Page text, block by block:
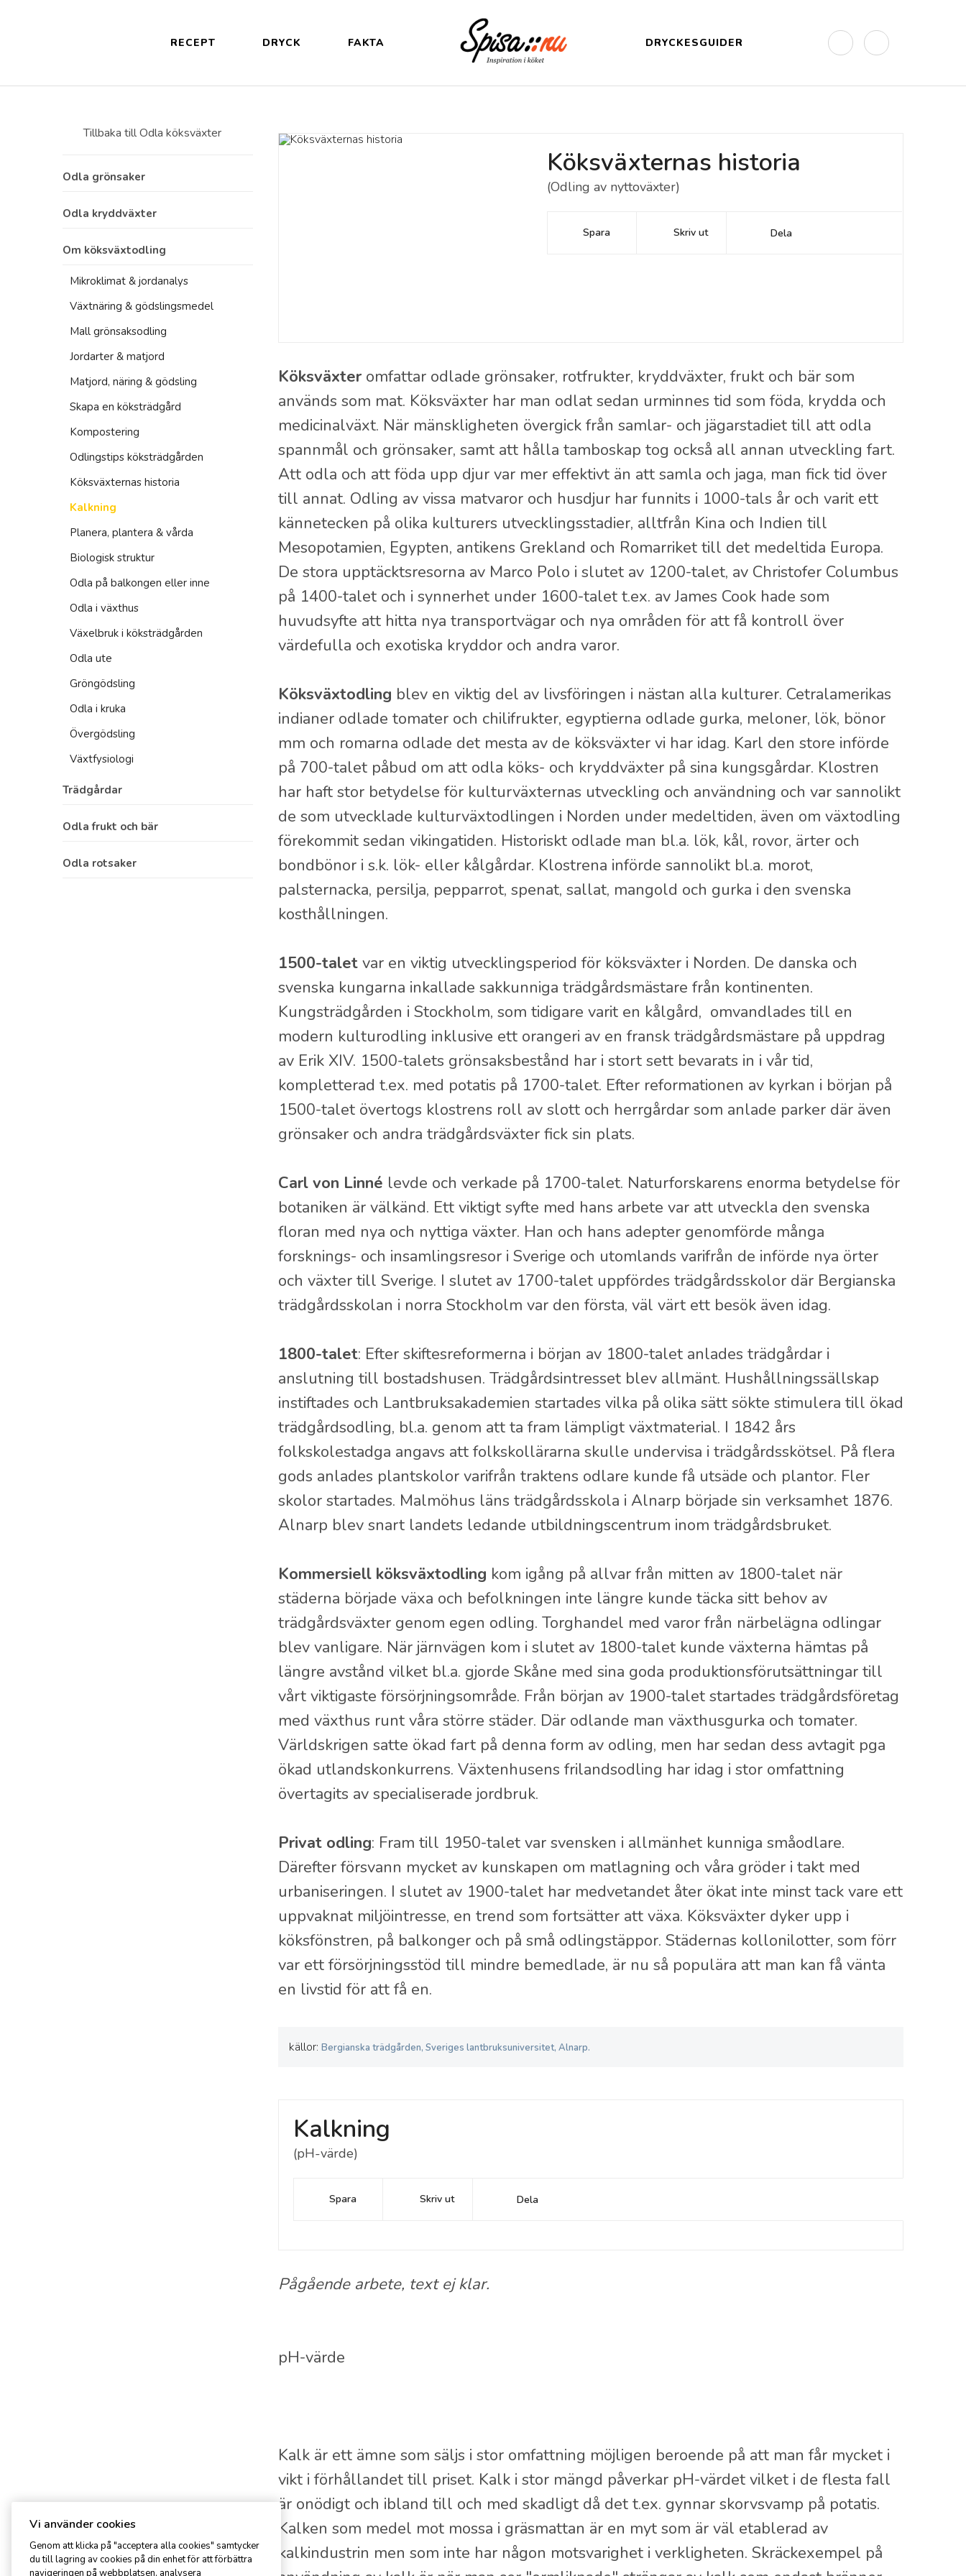
RECEPT DRYCK FAKTA DRYCKESGUIDER
Tillbaka tillOdla köksväxter
Odla grönsaker
Odla tomater
Odla groddar
Odla mangold & mangoldskott
Odla rabarber
Odla grönsaksfrukter
Odla blekselleri
Odla fänkål
Odla mini-cikoria
ODLA HUVUDSALLAT
Grodda fenugreek
Grodda lök
Odla sallat
Odla lök & kål
Odla baljväxter
Odla lökskott
Odla solrosskott
Odla kronärtskocka
Grodda bönor
Odla rädisskott
Odla kryddväxter
Odla anis
Om köksväxtodling
Mikroklimat & jordanalys
Växtnäring & gödslingsmedel
Mall grönsaksodling
Jordarter & matjord
Matjord, näring & gödsling
Skapa en köksträdgård
Kompostering
Odlingstips köksträdgården
Köksväxternas historia
Kalkning
Planera, plantera & vårda
Biologisk struktur
Odla på balkongen eller inne
Odla i växthus
Växelbruk i köksträdgården
Odla ute
Gröngödsling
Odla i kruka
Övergödsling
Växtfysiologi
Trädgårdar
Göteborgs botatniska trädgård
Handelsträdgårdar Götaland
Odla frukt och bär
Odla päron
Odla rotsaker
Köksväxternas historia
(Odling av nyttoväxter)
Spara Skriv ut Dela
Köksväxter omfattar odlade grönsaker, rotfrukter, kryddväxter, frukt och bär som
används som mat. Köksväxter har man odlat sedan urminnes tid som föda, krydda och
medicinalväxt. När mänskligheten övergick från samlar- och jägarstadiet till att odla
spannmål och grönsaker, samt att hålla tamboskap tog också all annan utveckling fart.
Att odla och att föda upp djur var mer effektivt än att samla och jaga, man fick tid över
till annat. Odling av vissa matvaror och husdjur har funnits i 1000-tals år och varit ett
kännetecken på olika kulturers utvecklingsstadier, alltfrån Kina och Indien till
Mesopotamien, Egypten, antikens Grekland och Romarriket till det medeltida Europa.
De stora upptäcktsresorna av Marco Polo i slutet av 1200-talet, av Christofer Columbus
på 1400-talet och i synnerhet under 1600-talet t.ex. av James Cook hade som
huvudsyfte att hitta nya transportvägar och nya områden för att få kontroll över
värdefulla och exotiska kryddor och andra varor.
Köksväxtodling blev en viktig del av livsföringen i nästan alla kulturer. Cetralamerikas
indianer odlade tomater och chilifrukter, egyptierna odlade gurka, meloner, lök, bönor
mm och romarna odlade det mesta av de köksväxter vi har idag. Karl den store införde
på 700-talet påbud om att odla köks- och kryddväxter på sina kungsgårdar. Klostren
har haft stor betydelse för kulturväxternas utveckling och användning och var sannolikt
de som utvecklade kulturväxtodlingen i Norden under medeltiden, även om växtodling
förekommit sedan vikingatiden. Historiskt odlade man bl.a. lök, kål, rovor, ärter och
bondbönor i s.k. lök- eller kålgårdar. Klostrena införde sannolikt bl.a. morot,
palsternacka, persilja, pepparrot, spenat, sallat, mangold och gurka i den svenska
kosthållningen.
1500-talet var en viktig utvecklingsperiod för köksväxter i Norden. De danska och
svenska kungarna inkallade sakkunniga trädgårdsmästare från kontinenten.
Kungsträdgården i Stockholm, som tidigare varit en kålgård, omvandlades till en
modern kulturodling inklusive ett orangeri av en fransk trädgårdsmästare på uppdrag
av Erik XIV. 1500-talets grönsaksbestånd har i stort sett bevarats in i vår tid,
kompletterad t.ex. med potatis på 1700-talet. Efter reformationen av kyrkan i början på
1500-talet övertogs klostrens roll av slott och herrgårdar som anlade parker där även
grönsaker och andra trädgårdsväxter fick sin plats.
Carl von Linné levde och verkade på 1700-talet. Naturforskarens enorma betydelse för
botaniken är välkänd. Ett viktigt syfte med hans arbete var att utveckla den svenska
floran med nya och nyttiga växter. Han och hans adepter genomförde många
forsknings- och insamlingsresor i Sverige och utomlands varifrån de införde nya örter
och växter till Sverige. I slutet av 1700-talet uppfördes trädgårdsskolor där Bergianska
trädgårdsskolan i norra Stockholm var den första, väl värt ett besök även idag.
1800-talet: Efter skiftesreformerna i början av 1800-talet anlades trädgårdar i
anslutning till bostadshusen. Trädgårdsintresset blev allmänt. Hushållningssällskap
instiftades och Lantbruksakademien startades vilka på olika sätt sökte stimulera till ökad
trädgårdsodling, bl.a. genom att ta fram lämpligt växtmaterial. I 1842 års
folkskolestadga angavs att folkskollärarna skulle undervisa i trädgårdsskötsel. På flera
gods anlades plantskolor varifrån traktens odlare kunde få utsäde och plantor. Fler
skolor startades. Malmöhus läns trädgårdsskola i Alnarp började sin verksamhet 1876.
Alnarp blev snart landets ledande utbildningscentrum inom trädgårdsbruket.
Kommersiell köksväxtodling kom igång på allvar från mitten av 1800-talet när
städerna började växa och befolkningen inte längre kunde täcka sitt behov av
trädgårdsväxter genom egen odling. Torghandel med varor från närbelägna odlingar
blev vanligare. När järnvägen kom i slutet av 1800-talet kunde växterna hämtas på
längre avstånd vilket bl.a. gjorde Skåne med sina goda produktionsförutsättningar till
vårt viktigaste försörjningsområde. Från början av 1900-talet startades trädgårdsföretag
med växthus runt våra större städer. Där odlande man växthusgurka och tomater.
Världskrigen satte ökad fart på denna form av odling, men har sedan dess avtagit pga
ökad utlandskonkurrens. Växtenhusens frilandsodling har idag i stor omfattning
övertagits av specialiserade jordbruk.
Privat odling: Fram till 1950-talet var svensken i allmänhet kunniga småodlare.
Därefter försvann mycket av kunskapen om matlagning och våra gröder i takt med
urbaniseringen. I slutet av 1900-talet har medvetandet åter ökat inte minst tack vare ett
uppvaknat miljöintresse, en trend som fortsätter att växa. Köksväxter dyker upp i
köksfönstren, på balkonger och på små odlingstäppor. Städernas kollonilotter, som förr
var ett försörjningsstöd till mindre bemedlade, är nu så populära att man kan få vänta
en livstid för att få en.
källor: Bergianska trädgården, Sveriges lantbruksuniversitet, Alnarp.
Kalkning
(pH-värde)
Spara Skriv ut Dela
Pågående arbete, text ej klar.
pH-värde
Kalk är ett ämne som säljs i stor omfattning möjligen beroende på att man får mycket i
vikt i förhållandet till priset. Kalk i stor mängd påverkar pH-värdet vilket i de flesta fall
är onödigt och ibland till och med skadligt då det t.ex. gynnar skorvsvamp på potatis.
Kalken som medel mot mossa i gräsmattan är en myt som är väl etablerad av
kalkindustrin men som inte har någon motsvarighet i verkligheten. Skräckexempel på
Vi använder cookies
Genom att klicka på "acceptera alla cookies" samtycker
du till lagring av cookies på din enhet för att förbättra
navigeringen på webbplatsen, analysera